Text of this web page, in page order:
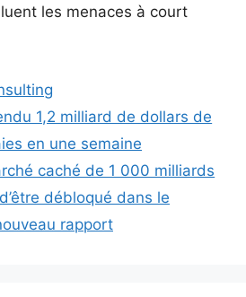
les menaces à court
1,2 milliard de dollars de
en une semaine
caché de 1 000 milliards
débloqué dans le
rapport